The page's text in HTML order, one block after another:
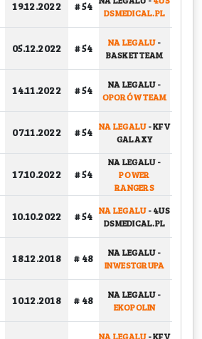
19.12.2022 # 54
DSMEDICAL.PL
05.12.2022 # 54 NA LEGALU-
BASKET TEAM
14.11.2022 # 54 NA LEGALU-
OPORÓW TEAM
07.11.2022 # 54 NA LEGALU-KFV
GALAXY
17.10.2022 # 54
NA LEGALU-
POWER
RANGERS
10.10.2022 # 54 NA LEGALU-4US
DSMEDICAL.PL
18.12.2018 # 48 NA LEGALU-
INWESTGRUPA
10.12.2018 # 48 NA LEGALU-
EKOPOLIN
NA LEGALU-KFV